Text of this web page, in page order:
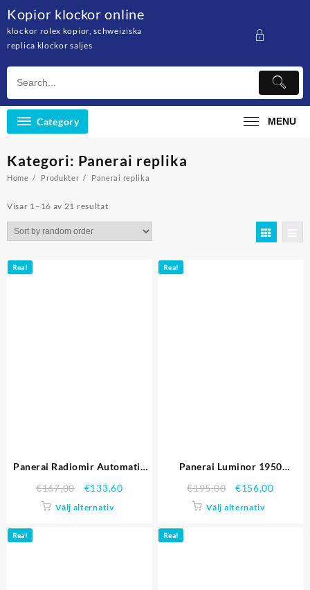
content
Kopior klockor online
klockor rolex kopior, schweiziska
replica klockor saljes
Category MENU
Kategori: Panerai replika
Home Produkter Panerai replika
Visar 1–16 av 21 resultat
Rea!
Panerai Radiomir Automatic
€167,00 €133,60
Välj alternativ
Rea!
Panerai Luminor 1950
€195,00 €156,00
Välj alternativ
Rea! Rea!